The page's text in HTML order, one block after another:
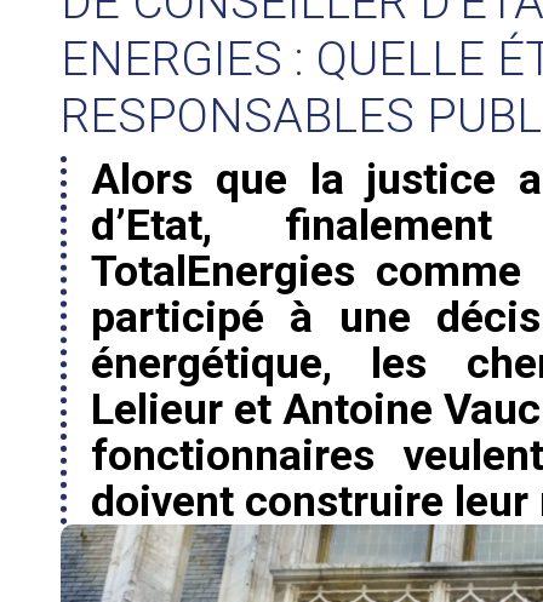
ENERGIES : QUELLE
RESPONSABLES
Alors que la justice
d’Etat,
TotalEnergies
participé à une
énergétique, les
Lelieur et Antoine
fonctionnaires
doivent construire leur